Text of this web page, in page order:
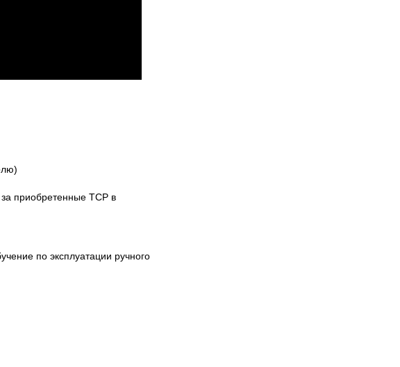
приобретенные ТСР в
по эксплуатации ручного